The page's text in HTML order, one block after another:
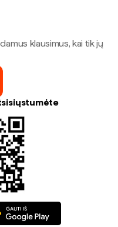
klausimus, kai tik jų